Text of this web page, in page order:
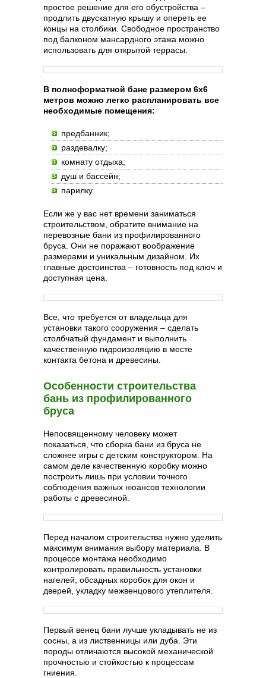
простое решение для его обустройства –
продлить двускатную крышу и опереть ее
концы на столбики. Свободное пространство
под балконом мансардного этажа можно
использовать для открытой террасы.
В полноформатной бане размером 6х6
метров можно легко распланировать все
необходимые помещения:
предбанник;
раздевалку;
комнату отдыха;
душ и бассейн;
парилку.
Если же у вас нет времени заниматься
строительством, обратите внимание на
перевозные бани из профилированного
бруса. Они не поражают воображение
размерами и уникальным дизайном. Их
главные достоинства – готовность под ключ и
доступная цена.
Все, что требуется от владельца для
установки такого сооружения – сделать
столбчатый фундамент и выполнить
качественную гидроизоляцию в месте
контакта бетона и древесины.
Особенности строительства
бань из профилированного
бруса
Непосвященному человеку может
показаться, что сборка бани из бруса не
сложнее игры с детским конструктором. На
самом деле качественную коробку можно
построить лишь при условии точного
соблюдения важных нюансов технологии
работы с древесиной.
Перед началом строительства нужно уделить
максимум внимания выбору материала. В
процессе монтажа необходимо
контролировать правильность установки
нагелей, обсадных коробок для окон и
дверей, укладку межвенцового утеплителя.
Первый венец бани лучше укладывать не из
сосны, а из лиственницы или дуба. Эти
породы отличаются высокой механической
прочностью и стойкостью к процессам
гниения.